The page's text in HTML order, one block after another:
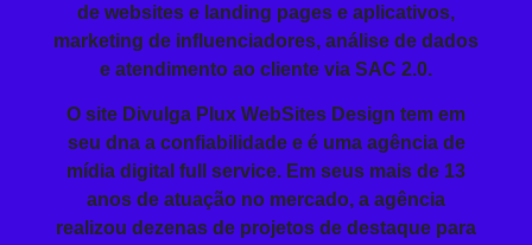
de websites e landing pages e aplicativos,
marketing de influenciadores, análise de dados
e atendimento ao cliente via SAC 2.0.
O site Divulga Plux WebSites Design tem em
seu dna a confiabilidade e é uma agência de
mídia digital full service. Em seus mais de 13
anos de atuação no mercado, a agência
realizou dezenas de projetos de destaque para